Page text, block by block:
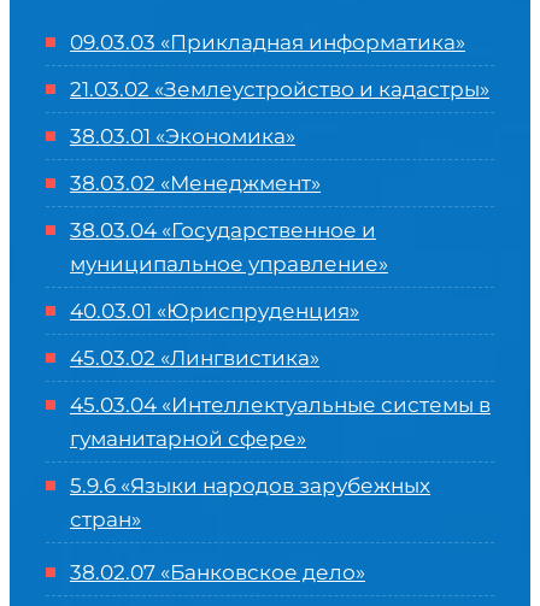
09.03.03 «Прикладная информатика»
21.03.02 «Землеустройство и кадастры»
38.03.01 «Экономика»
38.03.02 «Менеджмент»
38.03.04 «Государственное и
муниципальное управление»
40.03.01 «Юриспруденция»
45.03.02 «Лингвистика»
45.03.04 «Интеллектуальные системы в
гуманитарной сфере»
5.9.6 «Языки народов зарубежных
стран»
38.02.07 «Банковское дело»